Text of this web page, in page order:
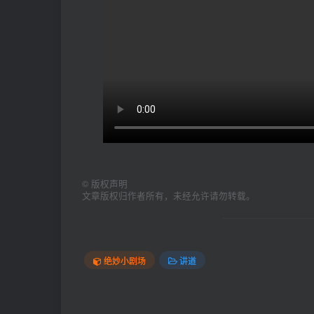
© 版权声明
文章版权归作者所有，未经允许请勿转载。
绝妙小剧场 讲道